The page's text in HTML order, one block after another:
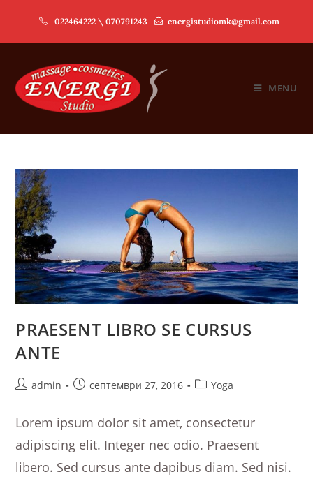
content
022464222 \ 070791243 energistudiomk@gmail.com
MENU
PRAESENT LIBRO SE CURSUS
ANTE
Postadmin
Postсептември 27, 2016
PostYoga
Lorem ipsum dolor sit amet, consectetur
adipiscing elit. Integer nec odio. Praesent
libero. Sed cursus ante dapibus diam. Sed nisi.